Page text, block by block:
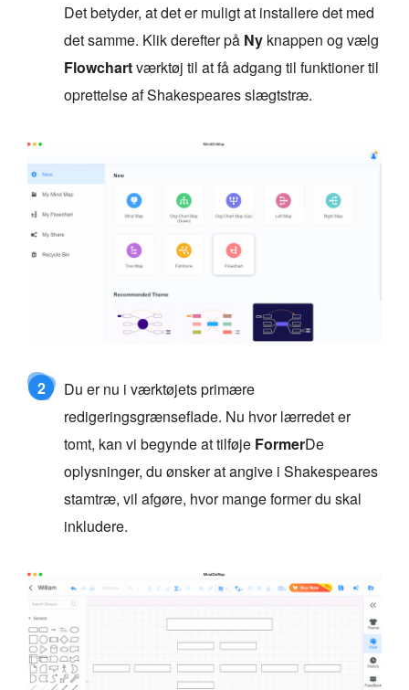
Det betyder, at det er muligt at installere det med
det samme. Klik derefter på Ny knappen og vælg
Flowchartværktøj til at få adgang til funktioner til
oprettelse af Shakespeares slægtstræ.
2
Du er nu i værktøjets primære
redigeringsgrænseflade. Nu hvor lærredet er
tomt, kan vi begynde at tilføje FormerDe
oplysninger, du ønsker at angive i Shakespeares
stamtræ, vil afgøre, hvor mange former du skal
inkludere.